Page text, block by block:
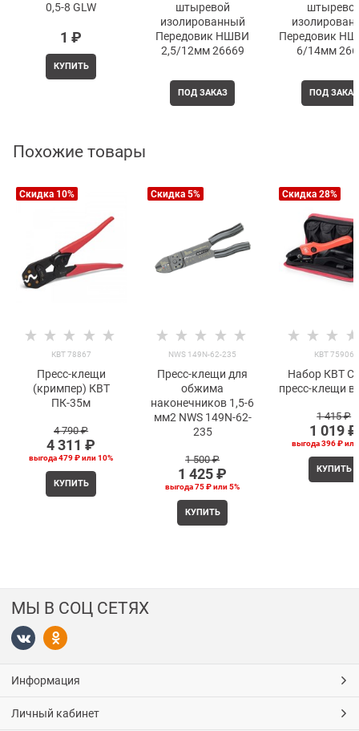
0,5-8 GLW
1 ₽
КУПИТЬ
штыревой
изолированный
Передовик НШВИ
2,5/12мм 26669
ПОД ЗАКАЗ
Передовик
6/14мм
ПОД ЗАКАЗ
Похожие товары
Скидка 10%
КВТ 78867
Пресс-клещи
(кримпер) КВТ
ПК-35м
4 790 ₽
4 311 ₽
выгода479 ₽или10%
КУПИТЬ
Скидка 5%
NWS 149N-62-235
Пресс-клещи для
обжима
наконечников 1,5-6
мм2 NWS 149N-62-
235
1 500 ₽
1 425 ₽
выгода75 ₽или5%
КУПИТЬ
Скидка 28%
КВТ 75906
Набор КВТ
пресс-клещи в
1 415 ₽
1 019 ₽
выгода396 ₽
КУПИТЬ
МЫ В СОЦ СЕТЯХ
Информация
Личный кабинет